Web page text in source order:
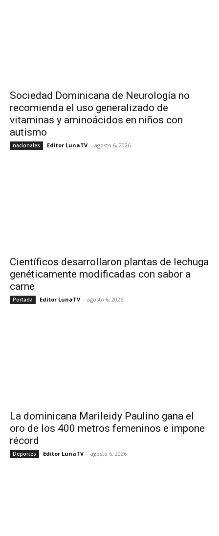
Sociedad Dominicana de Neurología no
recomienda el uso generalizado de
vitaminas y aminoácidos en niños con
autismo
nacionales Editor LunaTV - agosto 6, 2026
Científicos desarrollaron plantas de lechuga
genéticamente modificadas con sabor a
carne
Portada Editor LunaTV - agosto 6, 2026
La dominicana Marileidy Paulino gana el
oro de los 400 metros femeninos e impone
récord
Deportes Editor LunaTV - agosto 6, 2026